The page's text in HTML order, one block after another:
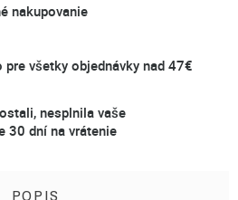
nakupovanie
pre všetky objednávky nad 47€
nesplnila vaše
30 dní na vrátenie
POPIS